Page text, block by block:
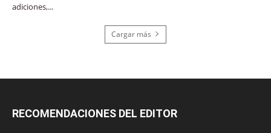
adiciones,...
Cargar más
RECOMENDACIONES DEL EDITOR